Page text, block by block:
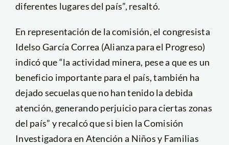
diferentes lugares del país”, resaltó.
En representación de la comisión, el congresista
Idelso García Correa (Alianza para el Progreso)
indicó que “la actividad minera, pese a que es un
beneficio importante para el país, también ha
dejado secuelas que no han tenido la debida
atención, generando perjuicio para ciertas zonas
del país” y recalcó que si bien la Comisión
Investigadora en Atención a Niños y Familias